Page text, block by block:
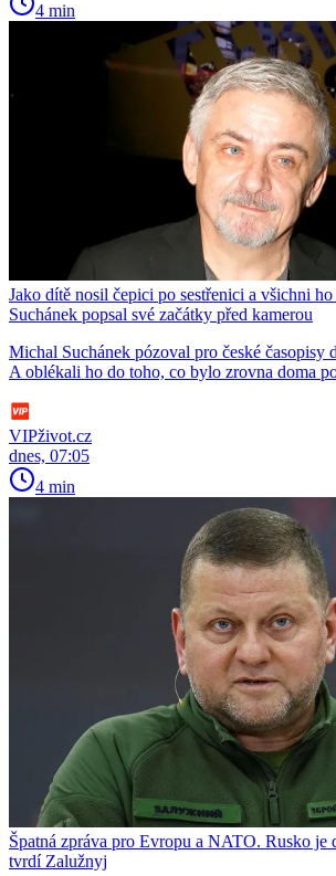
4 min
Jako dítě nosil čepici po sestřenici a všichni
Suchánek popsal své začátky před kamerou
Michal Suchánek pózoval pro české časopisy
A oblékali ho do toho, co bylo zrovna doma
VIPživot.cz
dnes, 07:05
4 min
Špatná zpráva pro Evropu a NATO. Rusko je
tvrdí Zalužnyj